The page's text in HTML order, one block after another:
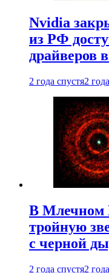
Nvidia
из РФ
драйверов
2 года спустя2
В Млечном
тройную
с черной
2 года спустя2